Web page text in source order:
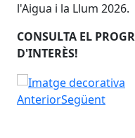
l'Aigua i la Llum 2026.
CONSULTA EL
D'INTERÈS!
Festa Major de l'Aigua
AnteriorSegüent